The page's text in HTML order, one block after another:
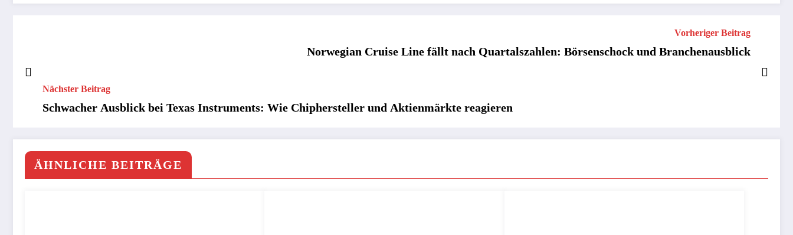
Vorheriger Beitrag
Norwegian Cruise Line fällt nach Quartalszahlen: Börsenschock und Branchenausblick
Nächster Beitrag
Schwacher Ausblick bei Texas Instruments: Wie Chiphersteller und Aktienmärkte reagieren
ÄHNLICHE BEITRÄGE